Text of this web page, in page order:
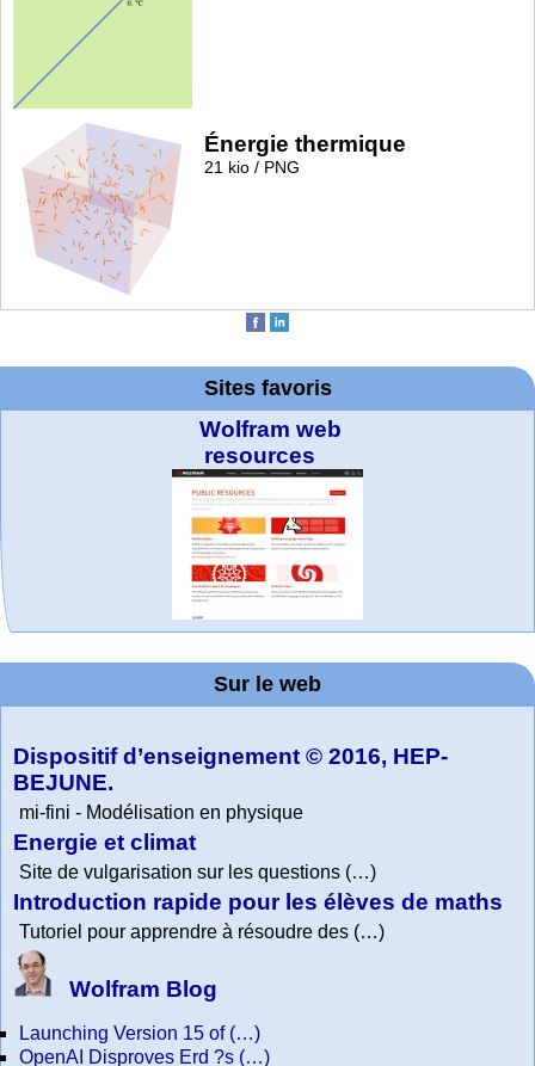
Énergie thermique
21 kio / PNG
Sites favoris
WolframTones :
Generate a
Composition
Wolfram web
resources
Online math
practice and
lessons
Arts-Scènes
TED Talks
Wolfram
Education Portal
Office fédéral de
la statistique
Wolfram
Mathematica
Tutorial
Collection
La société 2018
expliquée à mon
grand-père
Wolfram
Demonstrations
Project. College
Physics
Sur le web
Dispositif d’enseignement © 2016, HEP-
BEJUNE.
mi-fini - Modélisation en physique
Energie et climat
Site de vulgarisation sur les questions (…)
Introduction rapide pour les élèves de maths
Tutoriel pour apprendre à résoudre des (…)
Wolfram Blog
Launching Version 15 of (…)
OpenAI Disproves Erd ?s (…)